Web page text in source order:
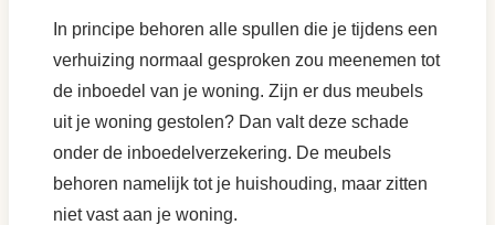
In principe behoren alle spullen die je tijdens een
verhuizing normaal gesproken zou meenemen tot
de inboedel van je woning. Zijn er dus meubels
uit je woning gestolen? Dan valt deze schade
onder de inboedelverzekering. De meubels
behoren namelijk tot je huishouding, maar zitten
niet vast aan je woning.